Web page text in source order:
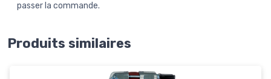
passer la commande.
Produits similaires